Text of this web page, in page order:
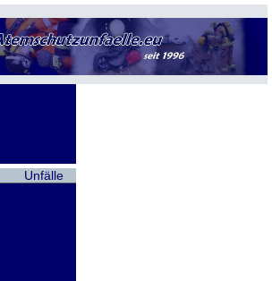
Allgemeines
Unfälle